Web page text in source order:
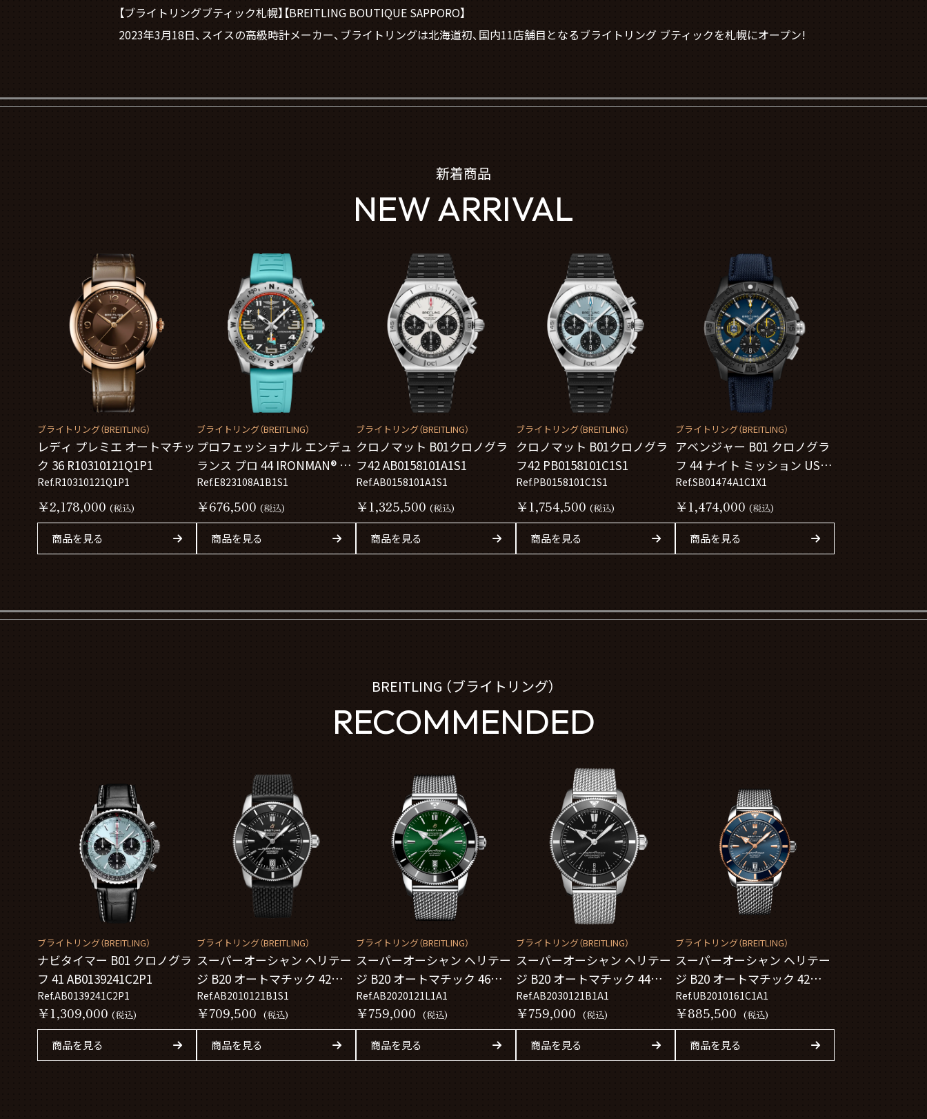
【ブライトリングブティック札幌】【BREITLING BOUTIQUE SAPPORO】
2023年3月18日、スイスの高級時計メーカー、ブライトリングは北海道初、国内11店舗目となるブライトリング ブティックを札幌にオープン!
新着商品
NEW ARRIVAL
ブライトリング（BREITLING）
レディ プレミエ オートマチッ
ク 36 R10310121Q1P1
Ref.R10310121Q1P1
￥2,178,000 (税込)
商品を見る
ブライトリング（BREITLING）
プロフェッショナル エンデュ
ランス プロ 44 IRONMAN® ワ
ールドチャンピオンシップ
2026 E823108A1B1S1
Ref.E823108A1B1S1
￥676,500 (税込)
商品を見る
ブライトリング（BREITLING）
クロノマット B01クロノグラ
フ42 AB0158101A1S1
Ref.AB0158101A1S1
￥1,325,500 (税込)
商品を見る
ブライトリング（BREITLING）
クロノマット B01クロノグラ
フ42 PB0158101C1S1
Ref.PB0158101C1S1
￥1,754,500 (税込)
商品を見る
ブライトリング（BREITLING）
アベンジャー B01 クロノグラ
フ 44 ナイト ミッション US ネ
イビー アカデミー
SB01474A1C1X1
Ref.SB01474A1C1X1
￥1,474,000 (税込)
商品を見る
BREITLING （ブライトリング）
RECOMMENDED
ブライトリング（BREITLING）
ナビタイマー B01 クロノグラ
フ 41 AB0139241C2P1
Ref.AB0139241C2P1
￥1,309,000 (税込)
商品を見る
ブライトリング（BREITLING）
スーパーオーシャン ヘリテー
ジ B20 オートマチック 42
AB2010121B1S1
Ref.AB2010121B1S1
￥709,500 (税込)
商品を見る
ブライトリング（BREITLING）
スーパーオーシャン ヘリテー
ジ B20 オートマチック 46
AB2020121L1A1
Ref.AB2020121L1A1
￥759,000 (税込)
商品を見る
ブライトリング（BREITLING）
スーパーオーシャン ヘリテー
ジ B20 オートマチック 44
AB2030121B1A1
Ref.AB2030121B1A1
￥759,000 (税込)
商品を見る
ブライトリング（BREITLING）
スーパーオーシャン ヘリテー
ジ B20 オートマチック 42
UB2010161C1A1
Ref.UB2010161C1A1
￥885,500 (税込)
商品を見る